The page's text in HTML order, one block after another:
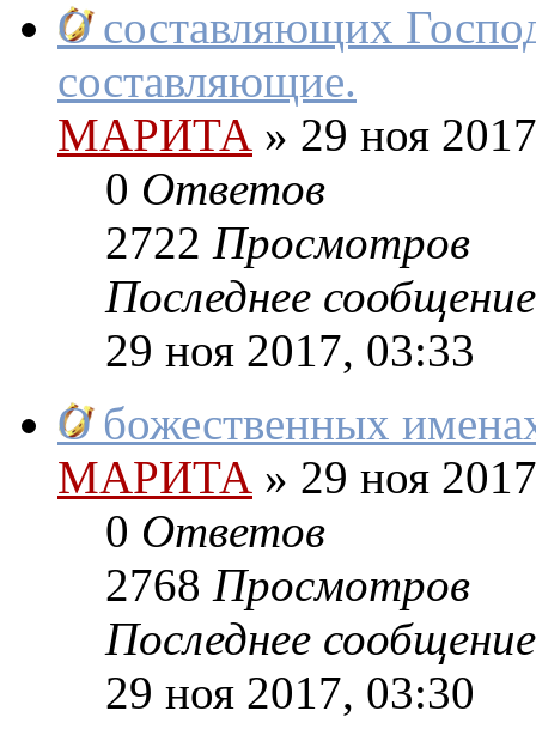
О составляющих
составляющие.
МАРИТА » 29 ноя
0 Ответов
2722 Просмотров
Последнее сообщение
29 ноя 2017, 03:33
О божественных
МАРИТА » 29 ноя
0 Ответов
2768 Просмотров
Последнее сообщение
29 ноя 2017, 03:30